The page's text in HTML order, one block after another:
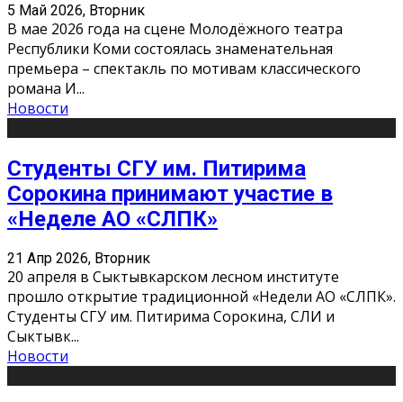
5 Май 2026, Вторник
В мае 2026 года на сцене Молодёжного театра
Республики Коми состоялась знаменательная
премьера – спектакль по мотивам классического
романа И...
Новости
Студенты СГУ им. Питирима
Сорокина принимают участие в
«Неделе АО «СЛПК»
21 Апр 2026, Вторник
20 апреля в Сыктывкарском лесном институте
прошло открытие традиционной «Недели АО «СЛПК».
Студенты СГУ им. Питирима Сорокина, СЛИ и
Сыктывк...
Новости